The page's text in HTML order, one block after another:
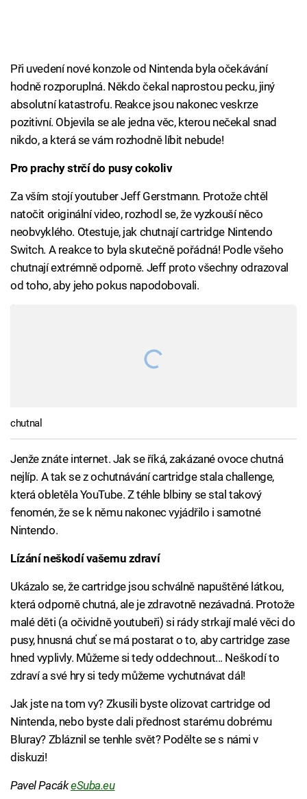
Při uvedení nové konzole od Nintenda byla očekávání
hodně rozporuplná. Někdo čekal naprostou pecku, jiný
absolutní katastrofu. Reakce jsou nakonec veskrze
pozitivní. Objevila se ale jedna věc, kterou nečekal snad
nikdo, a která se vám rozhodně líbit nebude!
Pro prachy strčí do pusy cokoliv
Za vším stojí youtuber Jeff Gerstmann. Protože chtěl
natočit originální video, rozhodl se, že vyzkouší něco
neobvyklého. Otestuje, jak chutnají cartridge Nintendo
Switch. A reakce to byla skutečně pořádná! Podle všeho
chutnají extrémně odporně. Jeff proto všechny odrazoval
od toho, aby jeho pokus napodobovali.
chutnal
Jenže znáte internet. Jak se říká, zakázané ovoce chutná
nejlíp. A tak se z ochutnávání cartridge stala challenge,
která obletěla YouTube. Z téhle blbiny se stal takový
fenomén, že se k němu nakonec vyjádřilo i samotné
Nintendo.
Lízání neškodí vašemu zdraví
Ukázalo se, že cartridge jsou schválně napuštěné látkou,
která odporně chutná, ale je zdravotně nezávadná. Protože
malé děti (a očividně youtubeři) si rády strkají malé věci do
pusy, hnusná chuť se má postarat o to, aby cartridge zase
hned vyplivly. Můžeme si tedy oddechnout... Neškodí to
zdraví a své hry si tedy můžeme vychutnávat dál!
Jak jste na tom vy? Zkusili byste olizovat cartridge od
Nintenda, nebo byste dali přednost starému dobrému
Bluray? Zbláznil se tenhle svět? Podělte se s námi v
diskuzi!
Pavel PacákeSuba.eu